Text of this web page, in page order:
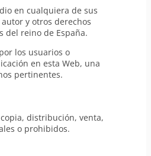
en cualquiera de sus
y otros derechos
del reino de España.
los usuarios o
en esta Web, una
pertinentes.
distribución, venta,
o prohibidos.